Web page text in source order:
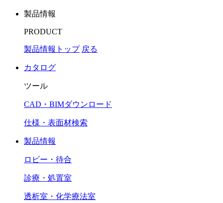
製品情報
PRODUCT
製品情報トップ 戻る
カタログ
ツール
CAD・BIMダウンロード
仕様・表面材検索
製品情報
ロビー・待合
診療・処置室
透析室・化学療法室